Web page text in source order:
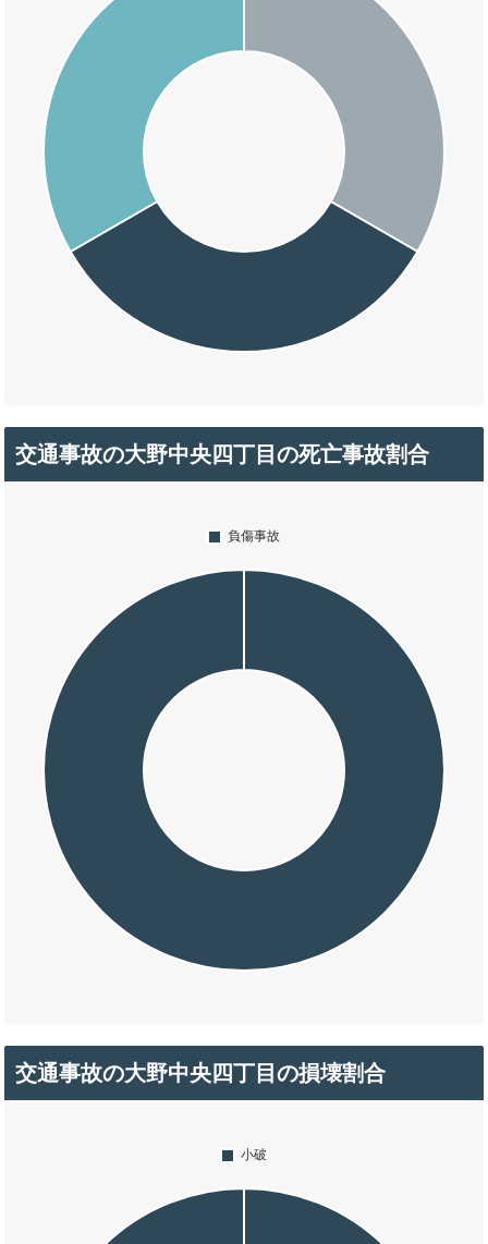
交通事故の大野中央四丁目の死亡事故割合
交通事故の大野中央四丁目の損壊割合